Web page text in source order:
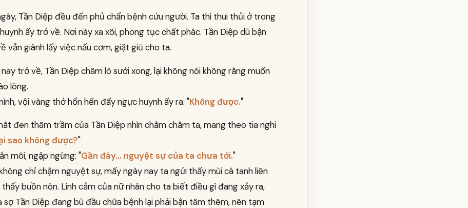
Tần Diệp đều đến phủ chẩn bệnh cứu người. Ta thì thui thủi ở trong
ấy trở về. Nơi này xa xôi, phong tục chất phác. Tần Diệp dù bận
vẫn giành lấy việc nấu cơm, giặt giũ cho ta.
trở về, Tần Diệp châm lò sưởi xong, lại không nói không rằng muốn
lòng.
vội vàng thở hổn hển đẩy ngực huynh ấy ra: "Không được."
đen thâm trầm của Tần Diệp nhìn chằm chằm ta, mang theo tia nghi
sao không được?"
môi, ngập ngừng: "Gần đây... nguyệt sự của ta chưa tới."
chỉ chậm nguyệt sự, mấy ngày nay ta ngửi thấy mùi cá tanh liên
buồn nôn. Linh cảm của nữ nhân cho ta biết điều gì đang xảy ra,
sợ Tần Diệp đang bù đầu chữa bệnh lại phải bận tâm thêm, nên tạm